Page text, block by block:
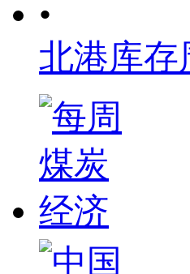
•
北港库存